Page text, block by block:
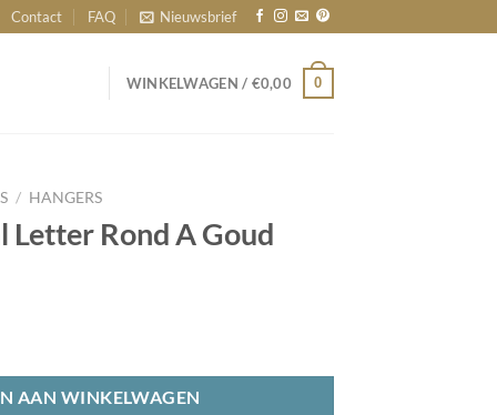
Contact FAQ Nieuwsbrief
WINKELWAGEN / €0,00 0
/ HANGERS
Rond A Goud
AAN WINKELWAGEN